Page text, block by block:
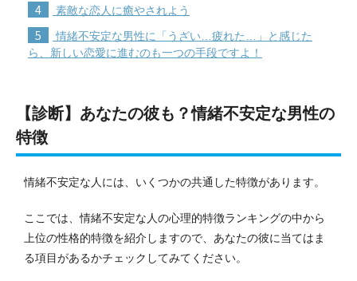
4 素敵な恋人に癒やされよう
5
情緒不安定な男性に「うざい…疲れた…」と感じた
ら、新しい恋愛に進むのも一つの手段ですよ！
【診断】あなたの彼も？情緒不安定な男性の
特徴
情緒不安定な人には、いくつかの共通した特徴があります。
ここでは、情緒不安定な人の心理的特徴ランキングの中から
上位の性格的特徴を紹介しますので、あなたの彼に当てはま
る項目があるかチェックしてみてください。